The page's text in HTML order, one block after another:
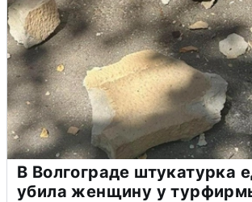
В Волгограде штукатурка
убила женщину у